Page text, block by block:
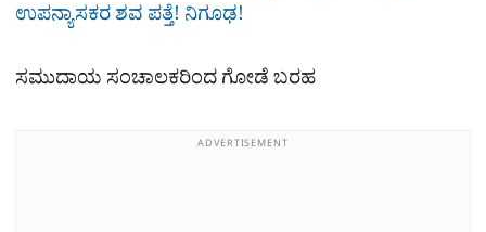
ಉಪನ್ಯಾಸಕರ ಶವ ಪತ್ತೆ! ನಿಗೂಢ!
ಸಮುದಾಯ ಸಂಚಾಲಕರಿಂದ ಗೋಡೆ ಬರಹ
ADVERTISEMENT